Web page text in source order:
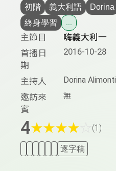
初階 義大利語 Dorina
終身學習
...
主節目
嗨義大利一
首播日
期
2016-10-28
主持人 Dorina Alimonti
邀訪來
賓
無
4★★★★ (1)
逐字稿